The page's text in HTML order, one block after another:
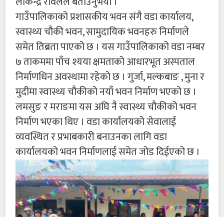
गाउँपालिकाको प्रशासकीय भवन संगै वडा कार्यालय,
स्वास्थ्य चौकी भवन, सामुदायिक भवनहरु निर्माणले
समेत तिब्रता पाएको छ । यस गाउँपालिकाको वडा नम्बर
७ ताकममा पाँच श्यया क्षमताको आधारभूत अस्पताल
निर्माणधिन अवस्थामा रहेको छ । गुर्जा, मल्कबाङ , मुना र
मुदीमा स्वास्थ्य चौकीको नयाँ भवन निर्माण भएको छ ।
लमसुङ र मराङमा यस अघि नै स्वास्थ्य चौकीको भवन
निर्माण भएका थिए । वडा कार्यालयको सेवालाई
व्यवस्थित र प्रभाबकारी बनाउनका लागि वडा
कार्यालयको भवन निर्माणलाई समेत जोड दिईएको छ ।